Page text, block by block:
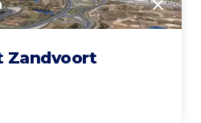
Zandvoort